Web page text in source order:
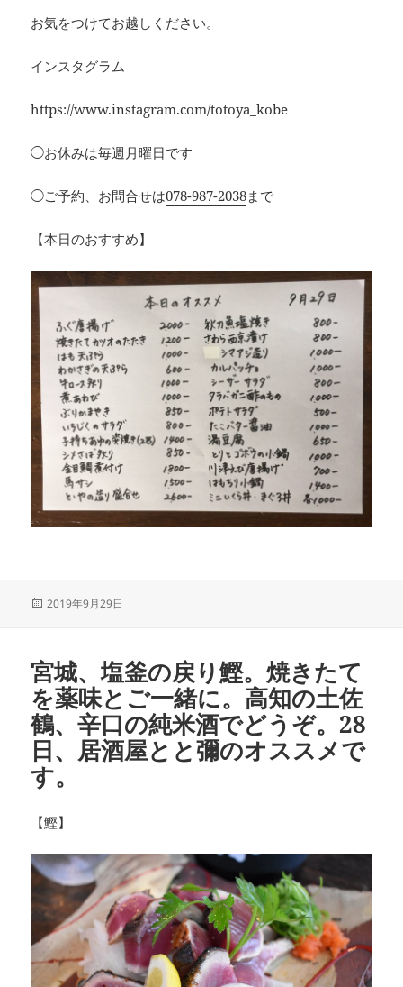
お気をつけてお越しください。
インスタグラム
https://www.instagram.com/totoya_kobe
◯お休みは毎週月曜日です
◯ご予約、お問合せは078-987-2038まで
【本日のおすすめ】
投
2019年9月29日
宮城、塩釜の戻り鰹。焼きたて
を薬味とご一緒に。高知の土佐
鶴、辛口の純米酒でどうぞ。28
日、居酒屋とと彌のオススメで
す。
【鰹】